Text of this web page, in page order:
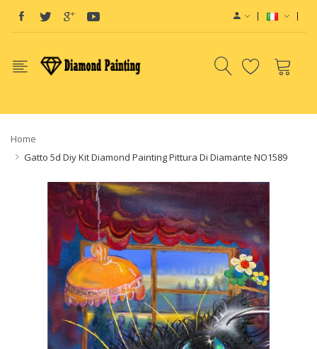
e-LiquidVape hardwareE-Liquidsvapor clearanceE-Liquide-Liquids
Home
Gatto 5d Diy Kit Diamond Painting Pittura Di Diamante NO1589